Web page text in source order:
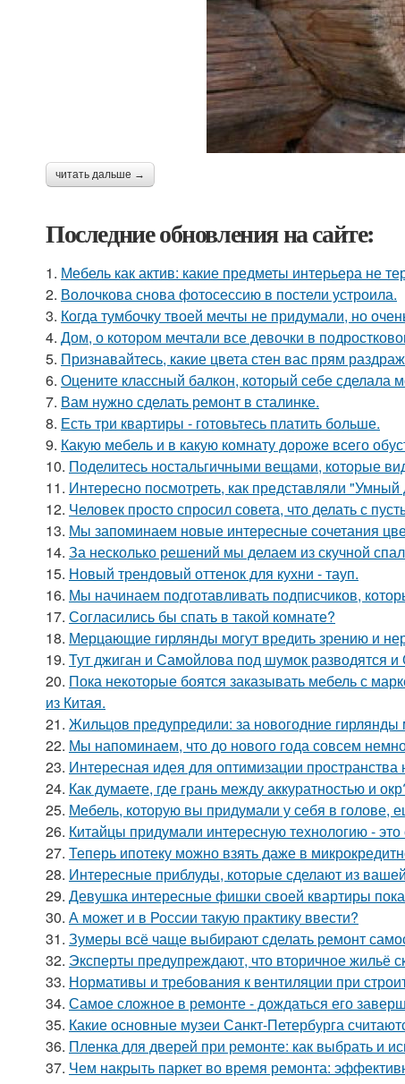
читать дальше →
Последние обновления на сайте:
1. Мебель как актив: какие предметы интерьера не
2. Волочкова снова фотосессию в постели устроила.
3. Когда тумбочку твоей мечты не придумали, но
4. Дом, о котором мечтали все девочки в
5. Признавайтесь, какие цвета стен вас прям
6. Оцените классный балкон, который себе сделала
7. Вам нужно сделать ремонт в сталинке.
8. Есть три квартиры - готовьтесь платить больше.
9. Какую мебель и в какую комнату дороже всего
10. Поделитесь ностальгичными вещами, которые
11. Интересно посмотреть, как представляли
12. Человек просто спросил совета, что делать с
13. Мы запоминаем новые интересные сочетания
14. За несколько решений мы делаем из скучной
15. Новый трендовый оттенок для кухни - тауп.
16. Мы начинаем подготавливать подписчиков,
17. Согласились бы спать в такой комнате?
18. Мерцающие гирлянды могут вредить зрению и
19. Тут джиган и Самойлова под шумок разводятся
20. Пока некоторые боятся заказывать мебель с
из Китая.
21. Жильцов предупредили: за новогодние гирлянды
22. Мы напоминаем, что до нового года совсем
23. Интересная идея для оптимизации пространства
24. Как думаете, где грань между аккуратностью и
25. Мебель, которую вы придумали у себя в голове,
26. Китайцы придумали интересную технологию -
27. Теперь ипотеку можно взять даже в
28. Интересные приблуды, которые сделают из
29. Девушка интересные фишки своей квартиры
30. А может и в России такую практику ввести?
31. Зумеры всё чаще выбирают сделать ремонт
32. Эксперты предупреждают, что вторичное жильё
33. Нормативы и требования к вентиляции при
34. Самое сложное в ремонте - дождаться его
35. Какие основные музеи Санкт-Петербурга
36. Пленка для дверей при ремонте: как выбрать и
37. Чем накрыть паркет во время ремонта: